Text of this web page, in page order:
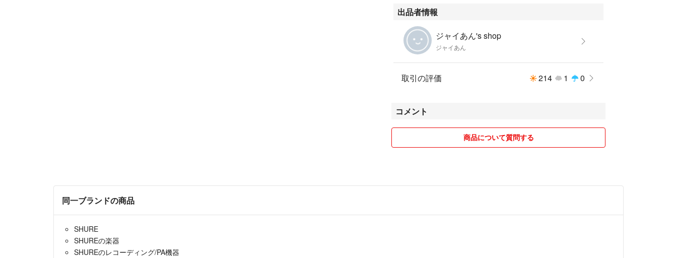
出品者情報
ジャイあん's shop
ジャイあん
取引の評価 214 1 0
コメント
商品について質問する
同一ブランドの商品
SHURE
SHUREの楽器
SHUREのレコーディング/PA機器